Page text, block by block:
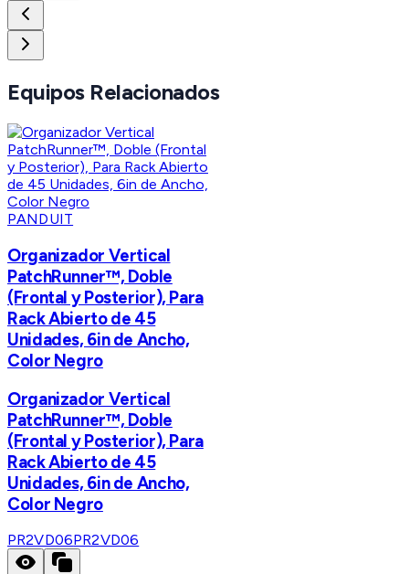
Equipos Relacionados
PANDUIT
Organizador Vertical
PatchRunner™, Doble
(Frontal y Posterior), Para
Rack Abierto de 45
Unidades, 6in de Ancho,
Color Negro
Organizador Vertical
PatchRunner™, Doble
(Frontal y Posterior), Para
Rack Abierto de 45
Unidades, 6in de Ancho,
Color Negro
PR2VD06PR2VD06